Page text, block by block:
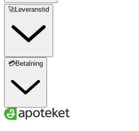
🚀Leveranstid
💳Betalning